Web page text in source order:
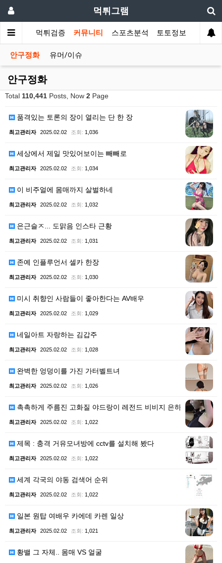
먹튀그램
먹튀검증 커뮤니티 스포츠분석 토토정보
안구정화 유머/이슈
안구정화
Total 110,441 Posts, Now 2 Page
품격있는 토론의 장이 열리는 단 한 장
최고관리자 2025.02.02 조회: 1,036
세상에서 제일 맛있어보이는 빼빼로
최고관리자 2025.02.02 조회: 1,034
이 비주얼에 몸매까지 살벌하네
최고관리자 2025.02.02 조회: 1,032
은근슬ㅈ... 도맑음 인스타 근황
최고관리자 2025.02.02 조회: 1,031
존예 인플루언서 셀카 한장
최고관리자 2025.02.02 조회: 1,030
미시 취향인 사람들이 좋아한다는 AV배우
최고관리자 2025.02.02 조회: 1,029
네일아트 자랑하는 김갑주
최고관리자 2025.02.02 조회: 1,028
완벽한 엉덩이를 가진 가터벨트녀
최고관리자 2025.02.02 조회: 1,026
촉촉하게 주름진 고화질 야드랑이 레전드 비비지 은하 -…
최고관리자 2025.02.02 조회: 1,022
제목 : 충격 거유모녀방에 cctv를 설치해 봤다
최고관리자 2025.02.02 조회: 1,022
세계 각국의 야동 검색어 순위
최고관리자 2025.02.02 조회: 1,022
일본 원탑 여배우 카에데 카렌 일상
최고관리자 2025.02.02 조회: 1,021
황밸 그 자체.. 몸매 VS 얼굴